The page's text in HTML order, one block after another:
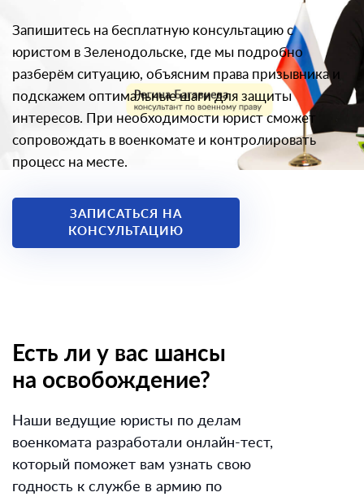
Запишитесь на бесплатную консультацию с
юристом в Зеленодольске, где мы подробно
разберём ситуацию, объясним права призывника и
подскажем оптимальные шаги для защиты
интересов. При необходимости юрист сможет
сопровождать в военкомате и контролировать
процесс на месте.
ЗАПИСАТЬСЯ НА
КОНСУЛЬТАЦИЮ
Есть ли у вас шансы
на освобождение?
Наши ведущие юристы по делам
военкомата разработали онлайн-тест,
который поможет вам узнать свою
годность к службе в армию по